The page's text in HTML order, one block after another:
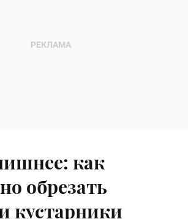
как
обрезать
кустарники